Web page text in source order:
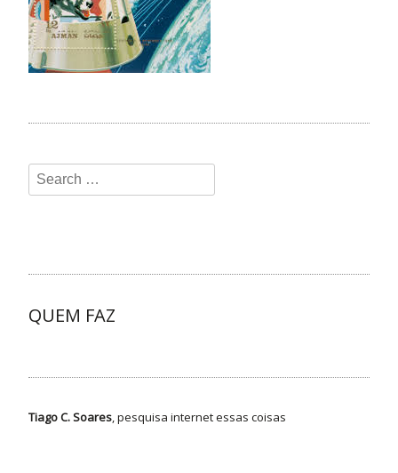
QUEM FAZ
Tiago C. Soares, pesquisa internet essas coisas